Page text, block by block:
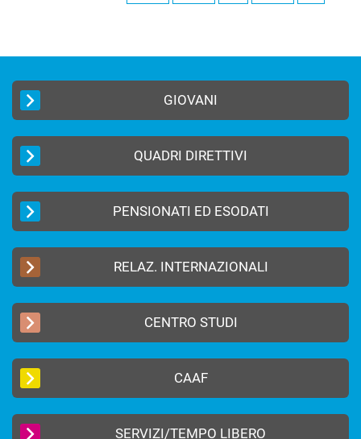
GIOVANI
QUADRI DIRETTIVI
PENSIONATI ED ESODATI
RELAZ. INTERNAZIONALI
CENTRO STUDI
CAAF
SERVIZI/TEMPO LIBERO